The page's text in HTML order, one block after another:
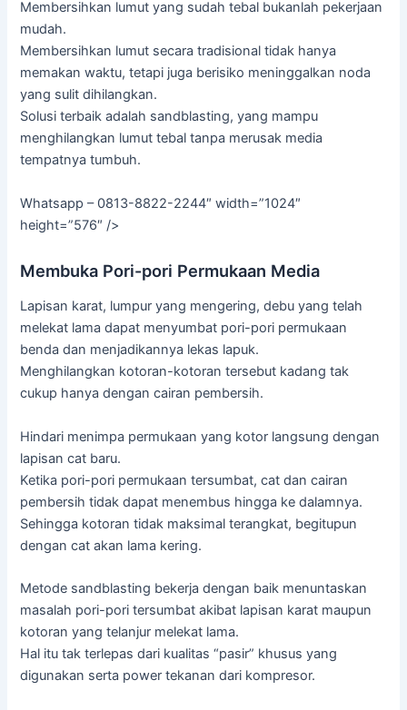
Membersihkan lumut yang sudah tebal bukanlah pekerjaan
mudah.
Membersihkan lumut secara tradisional tidak hanya
memakan waktu, tetapi juga berisiko meninggalkan noda
yang sulit dihilangkan.
Solusi terbaik adalah sandblasting, yang mampu
menghilangkan lumut tebal tanpa merusak media
tempatnya tumbuh.
Whatsapp – 0813-8822-2244″ width=”1024″
height=”576″ />
Membuka Pori-pori Permukaan Media
Lapisan karat, lumpur yang mengering, debu yang telah
melekat lama dapat menyumbat pori-pori permukaan
benda dan menjadikannya lekas lapuk.
Menghilangkan kotoran-kotoran tersebut kadang tak
cukup hanya dengan cairan pembersih.
Hindari menimpa permukaan yang kotor langsung dengan
lapisan cat baru.
Ketika pori-pori permukaan tersumbat, cat dan cairan
pembersih tidak dapat menembus hingga ke dalamnya.
Sehingga kotoran tidak maksimal terangkat, begitupun
dengan cat akan lama kering.
Metode sandblasting bekerja dengan baik menuntaskan
masalah pori-pori tersumbat akibat lapisan karat maupun
kotoran yang telanjur melekat lama.
Hal itu tak terlepas dari kualitas “pasir” khusus yang
digunakan serta power tekanan dari kompresor.